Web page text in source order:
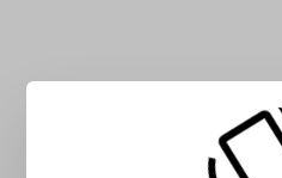
Type Mande